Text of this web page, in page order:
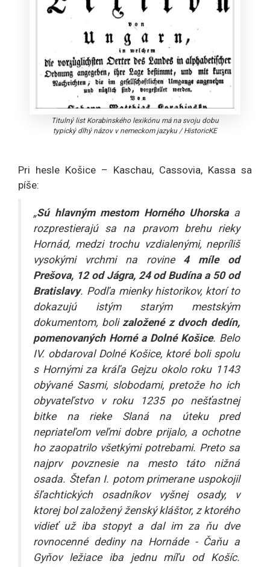
Titulný list Korabinského lexikónu má na svoju dobu
typický dlhý názov v nemeckom jazyku/HistoricKE
Pri hesle Košice – Kaschau, Cassovia, Kassa sa
píše:
„Sú hlavným mestom Horného Uhorskaa
rozprestierajú sa na pravom brehu rieky
Hornád, medzi trochu vzdialenými, nepríliš
vysokými vrchmi na rovine 4 míle od
Prešova, 12 od Jágra, 24 od Budína a 50 od
Bratislavy. Podľa mienky historikov, ktorí to
dokazujú istým starým mestským
dokumentom, bolizaložené z dvoch dedín,
pomenovaných Horné a Dolné Košice. Belo
IV. obdaroval Dolné Košice, ktoré boli spolu
s Hornými za kráľa Gejzu okolo roku 1143
obývané Sasmi, slobodami, pretože ho ich
obyvateľstvo v roku 1235 po nešťastnej
bitke na rieke Slaná na úteku pred
nepriateľom veľmi dobre prijalo, a ochotne
ho zaopatrilo všetkými potrebami. Preto sa
najprv povznesie na mesto táto nižná
osada. Štefan I. potom primerane uspokojil
šľachtických osadníkov vyšnej osady, v
ktorej bol založený ženský kláštor, z ktorého
vidieť už iba stopyt a dal im za ňu dve
rovnocenné dediny na Hornáde - Čaňu a
Gyňov ležiace iba jednu míľu od Košíc.